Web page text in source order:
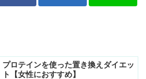
プロテインを使った置き換えダイエッ
ト【女性におすすめ】